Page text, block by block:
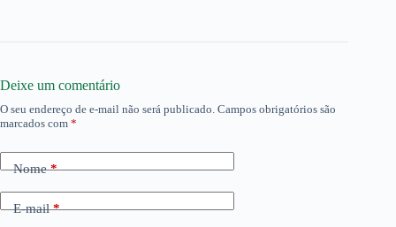
Deixe um comentário
O seu endereço de e-mail não será publicado. Campos obrigatórios são
marcados com *
Nome*
E-mail*